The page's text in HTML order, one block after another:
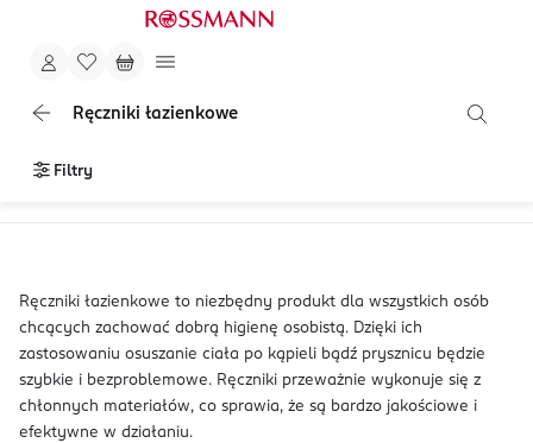
Ręczniki łazienkowe
Filtry
Ręczniki łazienkowe to niezbędny produkt dla wszystkich osób
chcących zachować dobrą higienę osobistą. Dzięki ich
zastosowaniu osuszanie ciała po kąpieli bądź prysznicu będzie
szybkie i bezproblemowe. Ręczniki przeważnie wykonuje się z
chłonnych materiałów, co sprawia, że są bardzo jakościowe i
efektywne w działaniu.